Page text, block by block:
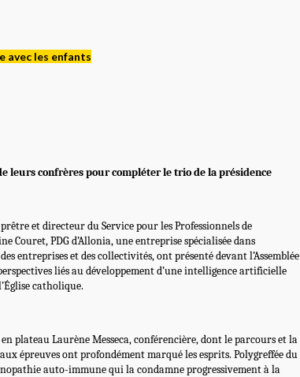
avec les enfants
leurs confrères pour compléter le trio de la présidence
et directeur du Service pour les Professionnels de
Couret, PDG d’Allonia, une entreprise spécialisée dans
entreprises et des collectivités, ont présenté devant l’Assemblée
liés au développement d’une intelligence artificielle
catholique.
plateau Laurène Messeca, conférencière, dont le parcours et la
épreuves ont profondément marqué les esprits. Polygreffée du
auto-immune qui la condamne progressivement à la